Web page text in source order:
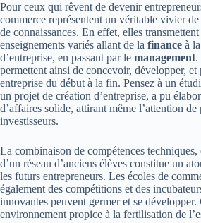
Pour ceux qui rêvent de devenir
commerce représentent un véritable vivier de
de connaissances. En effet, elles transmettent
enseignements variés allant de la finance à
d’entreprise, en passant par le management.
permettent ainsi de concevoir, développer, et
entreprise du début à la fin. Pensez à un
un projet de création d’entreprise, a pu
d’affaires solide, attirant même l’attention de
investisseurs.
La combinaison de compétences techniques,
d’un réseau d’anciens élèves constitue un
les futurs entrepreneurs. Les écoles de
également des compétitions et des
innovantes peuvent germer et se développer.
environnement propice à la fertilisation de